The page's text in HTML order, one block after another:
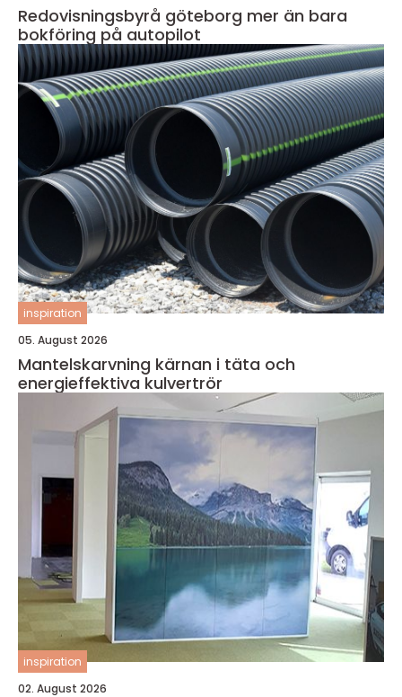
Redovisningsbyrå göteborg mer än bara
bokföring på autopilot
inspiration
05. August 2026
Mantelskarvning kärnan i täta och
energieffektiva kulvertrör
inspiration
02. August 2026